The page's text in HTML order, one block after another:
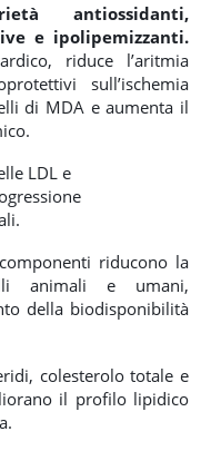
antiossidanti,
e ipolipemizzanti.
riduce l’aritmia
sull’ischemia
di MDA e aumenta il
LDL e
riducono la
animali e umani,
della biodisponibilità
colesterolo totale e
il profilo lipidico